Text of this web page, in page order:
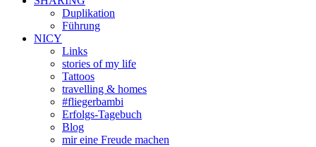
Duplikation
Führung
NICY
Links
stories of my life
Tattoos
travelling & homes
#fliegerbambi
Erfolgs-Tagebuch
Blog
mir eine Freude machen